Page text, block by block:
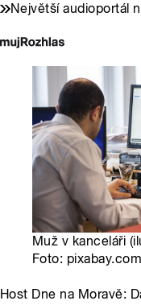
Největší audioportál
Muž v kanceláři
Foto: pixabay.com
Host Dne na Moravě: